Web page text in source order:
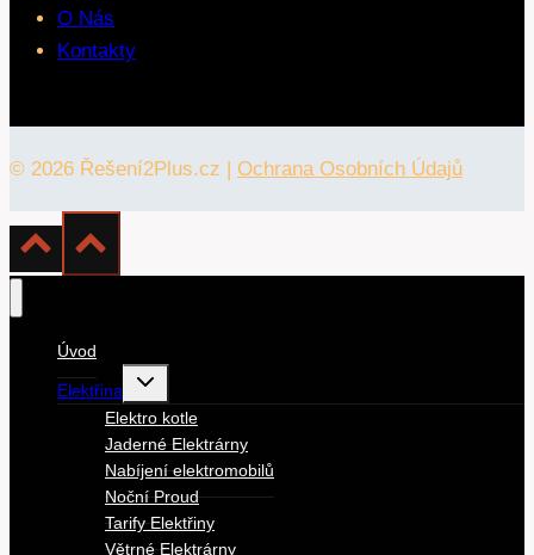
O Nás
Kontakty
© 2026 Řešení2Plus.cz | Ochrana Osobních Údajů
Úvod
Elektřina
Toggle
menu
Elektro kotle
Jaderné Elektrárny
Nabíjení elektromobilů
Noční Proud
Tarify Elektřiny
Větrné Elektrárny